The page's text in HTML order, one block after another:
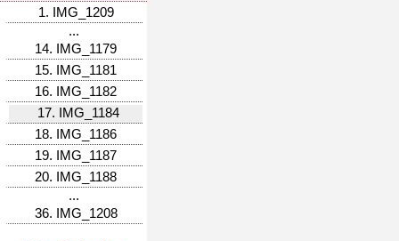
1. IMG_1209
...
14. IMG_1179
15. IMG_1181
16. IMG_1182
17. IMG_1184
18. IMG_1186
19. IMG_1187
20. IMG_1188
...
36. IMG_1208